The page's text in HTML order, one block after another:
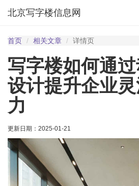
北京写字楼信息网
首页 相关文章 详情页
写字楼如何通
设计提升企业
力
更新日期： 2025-01-21